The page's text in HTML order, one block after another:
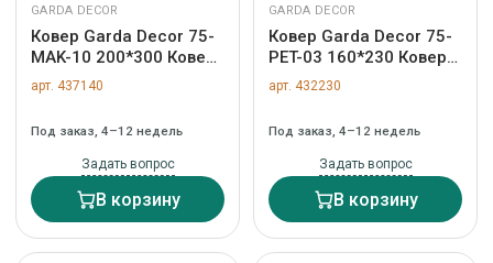
GARDA DECOR
Ковер Garda Decor 75-
MAK-10 200*300 Ковер
Макито (Makito)
200*300см арт. 75-
арт. 437140
Под заказ, 4–12 недель
Задать вопрос
В корзину
GARDA DECOR
Ковер Garda Decor 75-
PET-03 160*230 Ковер
Польсет (Polset)
160*230см арт. 75-PET-
арт. 432230
Под заказ, 4–12 недель
Задать вопрос
В корзину